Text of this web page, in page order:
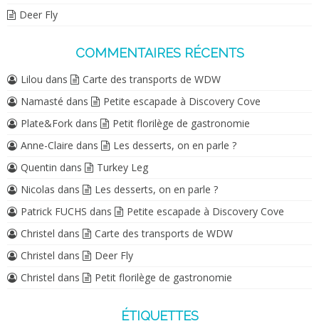
Deer Fly
COMMENTAIRES RÉCENTS
Lilou dans
Carte des transports de WDW
Namasté dans
Petite escapade à Discovery Cove
Plate&Fork dans
Petit florilège de gastronomie
Anne-Claire dans
Les desserts, on en parle ?
Quentin dans
Turkey Leg
Nicolas dans
Les desserts, on en parle ?
Patrick FUCHS dans
Petite escapade à Discovery Cove
Christel dans
Carte des transports de WDW
Christel dans
Deer Fly
Christel dans Petit florilège de gastronomie
ÉTIQUETTES